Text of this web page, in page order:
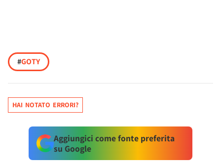
#GOTY
HAI NOTATO ERRORI?
Aggiungici come fonte preferita
su Google